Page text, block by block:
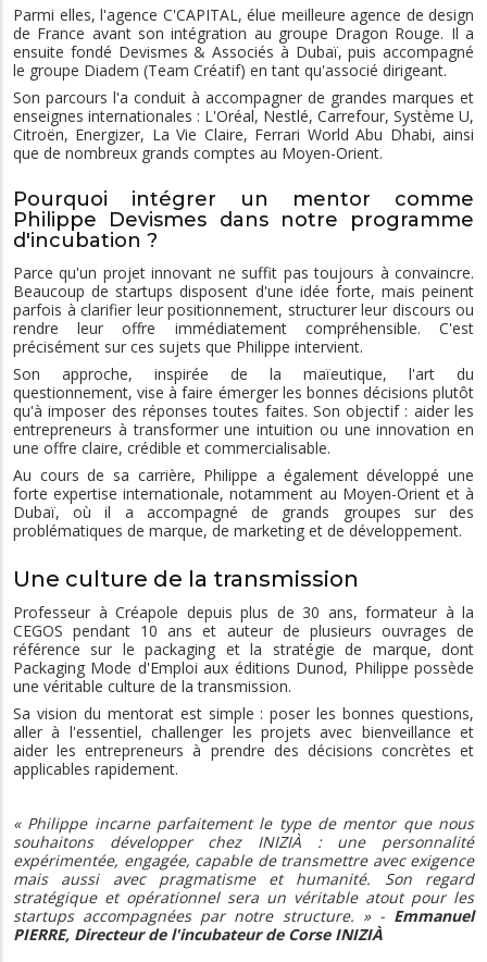
Parmi elles, l'agence C'CAPITAL, élue meilleure agence de design
de France avant son intégration au groupe Dragon Rouge. Il a
ensuite fondé Devismes & Associés à Dubaï, puis accompagné
le groupe Diadem (Team Créatif) en tant qu'associé dirigeant.
Son parcours l'a conduit à accompagner de grandes marques et
enseignes internationales : L'Oréal, Nestlé, Carrefour, Système U,
Citroën, Energizer, La Vie Claire, Ferrari World Abu Dhabi, ainsi
que de nombreux grands comptes au Moyen-Orient.
Pourquoi intégrer un mentor comme
Philippe Devismes dans notre programme
d'incubation ?
Parce qu'un projet innovant ne suffit pas toujours à convaincre.
Beaucoup de startups disposent d'une idée forte, mais peinent
parfois à clarifier leur positionnement, structurer leur discours ou
rendre leur offre immédiatement compréhensible. C'est
précisément sur ces sujets que Philippe intervient.
Son approche, inspirée de la maïeutique, l'art du
questionnement, vise à faire émerger les bonnes décisions plutôt
qu'à imposer des réponses toutes faites. Son objectif : aider les
entrepreneurs à transformer une intuition ou une innovation en
une offre claire, crédible et commercialisable.
Au cours de sa carrière, Philippe a également développé une
forte expertise internationale, notamment au Moyen-Orient et à
Dubaï, où il a accompagné de grands groupes sur des
problématiques de marque, de marketing et de développement.
Une culture de la transmission
Professeur à Créapole depuis plus de 30 ans, formateur à la
CEGOS pendant 10 ans et auteur de plusieurs ouvrages de
référence sur le packaging et la stratégie de marque, dont
Packaging Mode d'Emploi aux éditions Dunod, Philippe possède
une véritable culture de la transmission.
Sa vision du mentorat est simple : poser les bonnes questions,
aller à l'essentiel, challenger les projets avec bienveillance et
aider les entrepreneurs à prendre des décisions concrètes et
applicables rapidement.
« Philippe incarne parfaitement le type de mentor que nous
souhaitons développer chez INIZIÀ : une personnalité
expérimentée, engagée, capable de transmettre avec exigence
mais aussi avec pragmatisme et humanité. Son regard
stratégique et opérationnel sera un véritable atout pour les
startups accompagnées par notre structure. » - Emmanuel
PIERRE, Directeur de l'incubateur de Corse INIZIÀ